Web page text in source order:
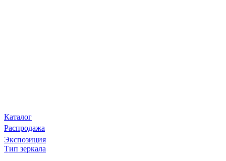
Каталог
Распродажа
Экспозиция
Тип зеркала